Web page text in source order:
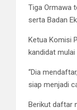
Tiga Ormawa
serta Badan
Ketua Komisi
kandidat
“Dia
siap menjadi
Berikut daftar